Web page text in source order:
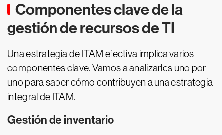
Componentes clave de la
gestión de recursos de TI
Una estrategia de ITAM efectiva implica varios
componentes clave. Vamos a analizarlos uno por
uno para saber cómo contribuyen a una estrategia
integral de ITAM.
Gestión de inventario